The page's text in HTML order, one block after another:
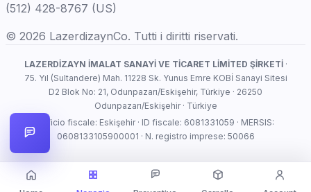
(512) 428-8767 (US)
© 2026 LazerdizaynCo. Tutti i diritti riservati.
LAZERDİZAYN İMALAT SANAYİ VE TİCARET LİMİTED ŞİRKETİ·
75. Yıl (Sultandere) Mah. 11228 Sk. Yunus Emre KOBİ Sanayi Sitesi
D2 Blok No: 21, Odunpazarı/Eskişehir, Türkiye · 26250
Odunpazarı/Eskişehir · Türkiye
Ufficio fiscale: Eskişehir · ID fiscale: 6081331059 · MERSIS:
0608133105900001 · N. registro imprese: 50066